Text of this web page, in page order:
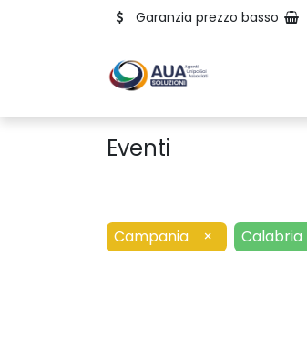
Garanzia prezzo basso
Eventi
Campania × Calabria